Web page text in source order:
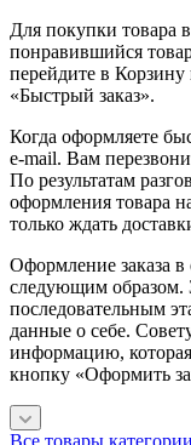
Для покупки товара
понравившийся
перейдите в
«Быстрый заказ».
Когда оформляете
e-mail. Вам
По результатам
оформления товара
только ждать
Оформление заказа
следующим образом.
последовательным
данные о себе.
информацию,
кнопку «Оформить
Все товары категории